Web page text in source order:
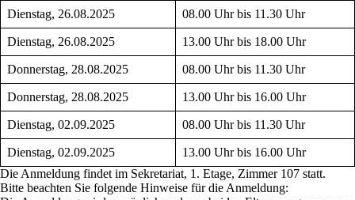
Dienstag, 26.08.2025
08.00 Uhr bis 11.30 Uhr
Dienstag, 26.08.2025 13.00 Uhr bis 18.00 Uhr
Donnerstag, 28.08.2025 08.00 Uhr bis 11.30 Uhr
Donnerstag, 28.08.2025 13.00 Uhr bis 16.00 Uhr
Dienstag, 02.09.2025 08.00 Uhr bis 11.30 Uhr
Dienstag, 02.09.2025
13.00 Uhr bis 16.00 Uhr
Die Anmeldung findet im Sekretariat, 1. Etage, Zimmer 107 statt.
Bitte beachten Sie folgende Hinweise für die Anmeldung: